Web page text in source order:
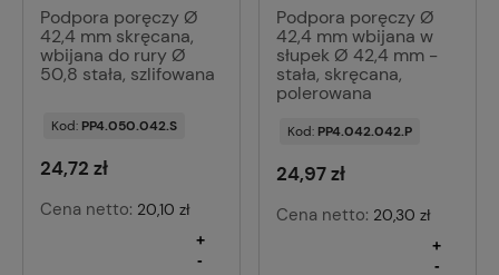
Podpora poręczy Ø
42,4 mm skręcana,
wbijana do rury Ø
50,8 stała, szlifowana
Kod: PP4.050.042.S
24,72 zł
Cena netto: 20,10 zł
-
+
Podpora poręczy Ø
42,4 mm wbijana w
słupek Ø 42,4 mm -
stała, skręcana,
polerowana
Kod: PP4.042.042.P
24,97 zł
Cena netto: 20,30 zł
-
+